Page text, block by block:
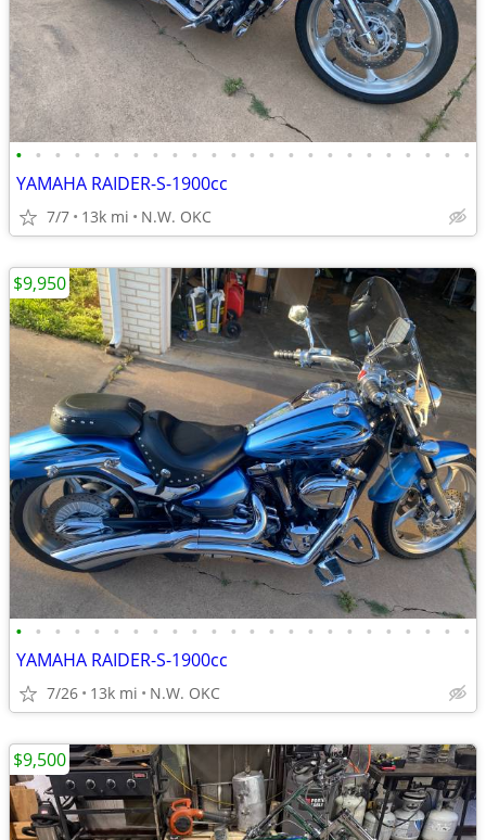
• • • • • • • • • • • • • • • • • • • • • • • •
YAMAHA RAIDER-S-1900cc
7/7 13k mi N.W. OKC
• • • • • • • • • • • • • • • • • • • • • • • •
YAMAHA RAIDER-S-1900cc
7/26 13k mi N.W. OKC
$9,950
$9,500